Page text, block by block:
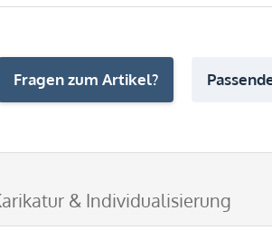
Fragen zum Artikel?
& Individualisierung